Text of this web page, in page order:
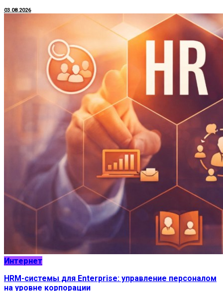
03.08.2026
Интернет
HRM-системы для Enterprise: управление персоналом
на уровне корпорации